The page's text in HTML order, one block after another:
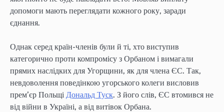
допомоги мають переглядати кожного року, заради
єднання.
Однак серед країн-членів були й ті, хто виступив
категорично проти компромісу з Орбаном і вимагали
прямих наслідких для Угорщини, як для члена ЄС. Так,
невдоволення поведінкою угорського колеги висловив
прем’єр Польщі Дональд Туск. З його слів, ЄС втомився не
від війни в Україні, а від витівок Орбана.